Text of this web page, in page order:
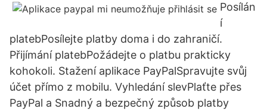
Posílán
í
platebPosílejte platby doma i do zahraničí.
Přijímání platebPožádejte o platbu prakticky
kohokoli. Stažení aplikace PayPalSpravujte svůj
účet přímo z mobilu. Vyhledání slevPlaťte přes
PayPal a Snadný a bezpečný způsob platby